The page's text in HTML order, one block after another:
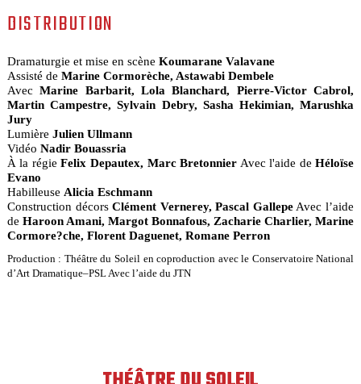
DISTRIBUTION
Dramaturgie et mise en scène Koumarane Valavane
Assisté de Marine Cormorèche, Astawabi Dembele
AvecMarine Barbarit, Lola Blanchard, Pierre-Victor Cabrol,
Martin Campestre, Sylvain Debry, Sasha Hekimian, Marushka
Jury
Lumière Julien Ullmann
Vidéo Nadir Bouassria
À la régieFelix Depautex, Marc Bretonnier Avec l'aide deHéloïse
Evano
Habilleuse Alicia Eschmann
Construction décorsClément Vernerey, Pascal GallepeAvec l’aide
de Haroon Amani, Margot Bonnafous, Zacharie Charlier, Marine
Cormore?che, Florent Daguenet, Romane Perron
Production : Théâtre du Soleil en coproduction avec le Conservatoire National
d’Art Dramatique–PSL Avec l’aide du JTN